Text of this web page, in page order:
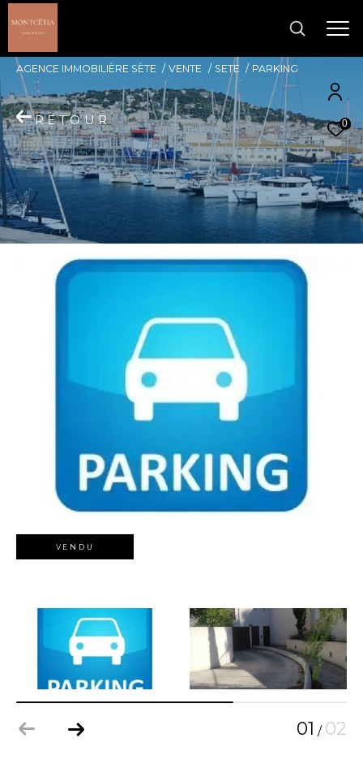
0
AGENCE IMMOBILIÈRE SÈTE VENTE SETE PARKING
RETOUR
VENDU
01 / 02